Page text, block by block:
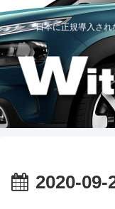
日本に正規導入さ
2020-09-